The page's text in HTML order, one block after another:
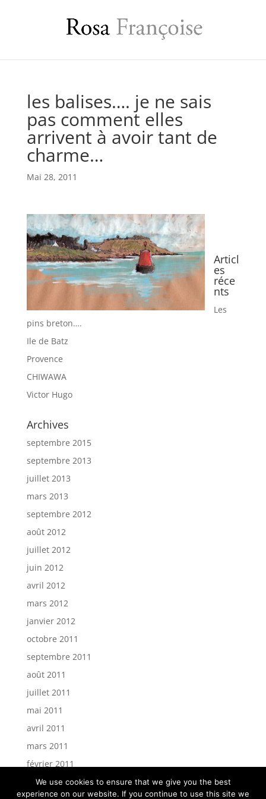
les balises…. je ne sais
pas comment elles
arrivent à avoir tant de
charme…
Mai 28, 2011
Articl
es
réce
nts
Les
pins breton….
Ile de Batz
Provence
CHIWAWA
Victor Hugo
Archives
septembre 2015
septembre 2013
juillet 2013
mars 2013
septembre 2012
août 2012
juillet 2012
juin 2012
avril 2012
mars 2012
janvier 2012
octobre 2011
septembre 2011
août 2011
juillet 2011
mai 2011
avril 2011
mars 2011
février 2011
We use cookies to ensure that we give you the best
experience on our website. If you continue to use this site we